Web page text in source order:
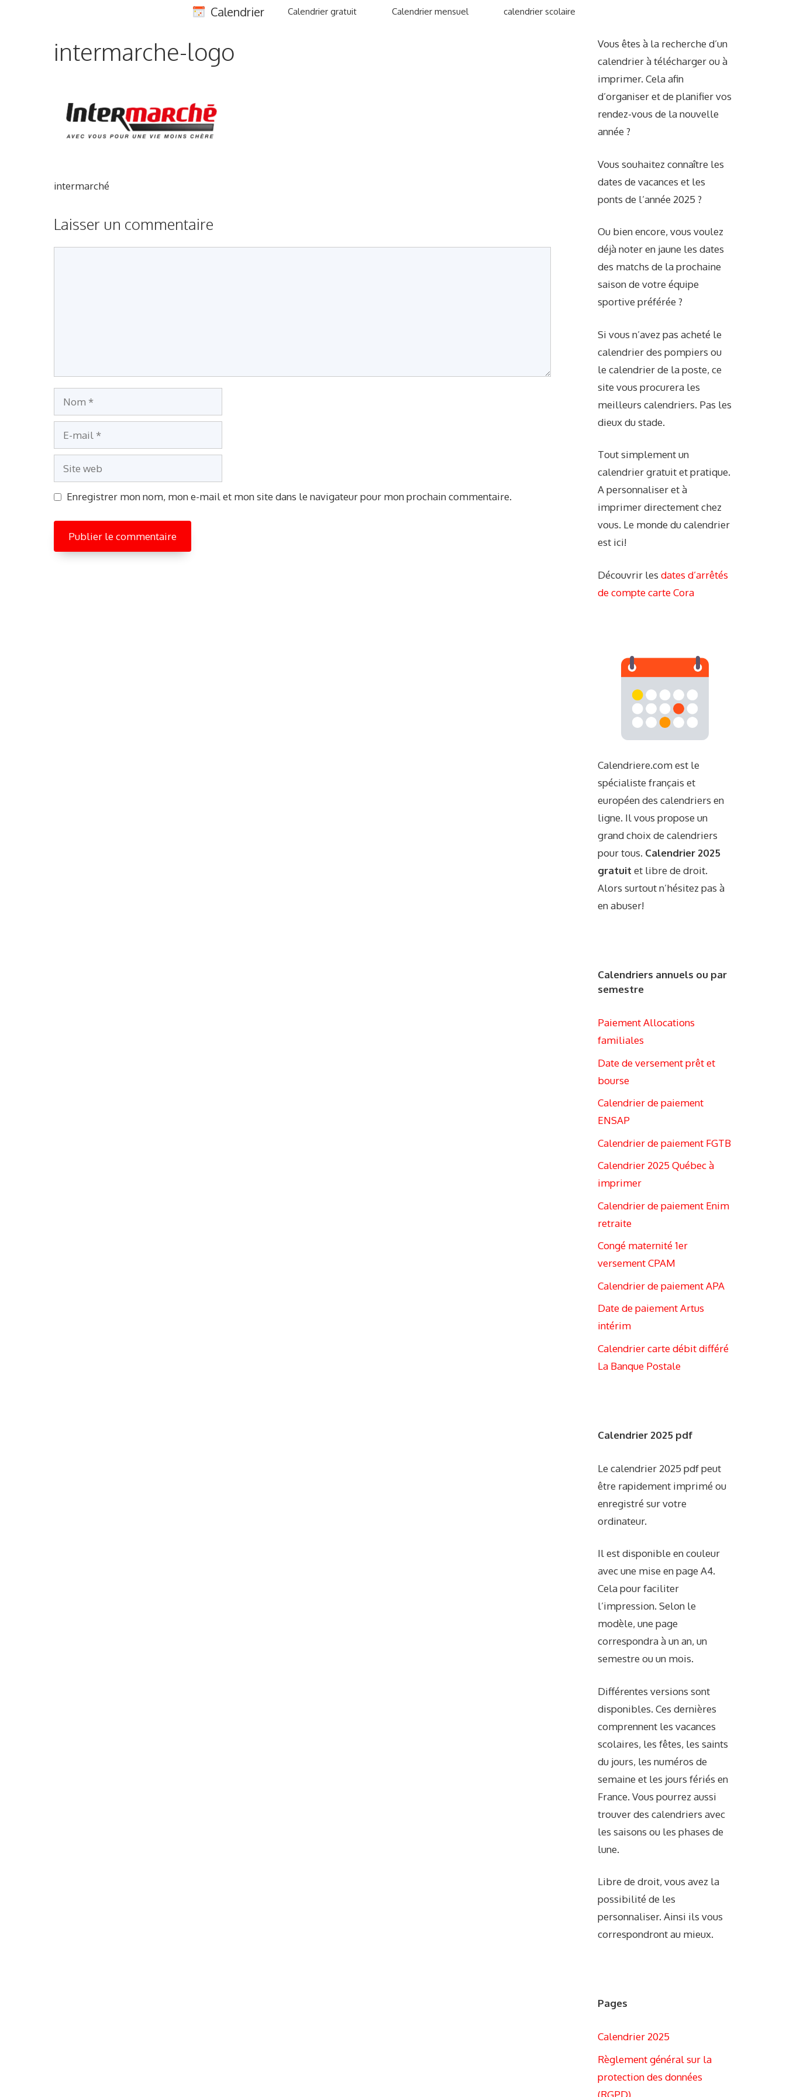
Calendrier Calendrier gratuit Calendrier mensuel calendrier scolaire
intermarche-logo
intermarché
Laisser un commentaire
Nom
mail
Site
web
Enregistrer mon nom, mon e-mail et mon site dans le navigateur pour mon prochain commentaire.
Vous êtes à la recherche d’un
calendrier à télécharger ou à
imprimer. Cela afin
d’organiser et de planifier vos
rendez-vous de la nouvelle
année ?
Vous souhaitez connaître les
dates de vacances et les
ponts de l’année 2025 ?
Ou bien encore, vous voulez
déjà noter en jaune les dates
des matchs de la prochaine
saison de votre équipe
sportive préférée ?
Si vous n’avez pas acheté le
calendrier des pompiers ou
le calendrier de la poste, ce
site vous procurera les
meilleurs calendriers. Pas les
dieux du stade.
Tout simplement un
calendrier gratuit et pratique.
A personnaliser et à
imprimer directement chez
vous. Le monde du calendrier
est ici!
Découvrir les dates d’arrêtés
de compte carte Cora
Calendriere.com est le
spécialiste français et
européen des calendriers en
ligne. Il vous propose un
grand choix de calendriers
pour tous. Calendrier 2025
gratuit et libre de droit.
Alors surtout n’hésitez pas à
en abuser!
Calendriers annuels ou par
semestre
Paiement Allocations
familiales
Date de versement prêt et
bourse
Calendrier de paiement
ENSAP
Calendrier de paiement FGTB
Calendrier 2025 Québec à
imprimer
Calendrier de paiement Enim
retraite
Congé maternité 1er
versement CPAM
Calendrier de paiement APA
Date de paiement Artus
intérim
Calendrier carte débit différé
La Banque Postale
Calendrier 2025 pdf
Le calendrier 2025 pdf peut
être rapidement imprimé ou
enregistré sur votre
ordinateur.
Il est disponible en couleur
avec une mise en page A4.
Cela pour faciliter
l’impression. Selon le
modèle, une page
correspondra à un an, un
semestre ou un mois.
Différentes versions sont
disponibles. Ces dernières
comprennent les vacances
scolaires, les fêtes, les saints
du jours, les numéros de
semaine et les jours fériés en
France. Vous pourrez aussi
trouver des calendriers avec
les saisons ou les phases de
lune.
Libre de droit, vous avez la
possibilité de les
personnaliser. Ainsi ils vous
correspondront au mieux.
Pages
Calendrier 2025
Règlement général sur la
protection des données
(RGPD)